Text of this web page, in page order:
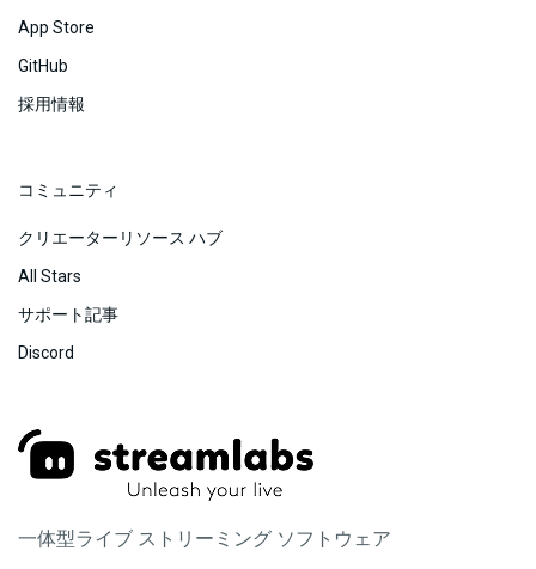
一体型ライブ ストリーミング ソフトウェア
App Store
GitHub
採用情報
コミュニティ
クリエーターリソース ハブ
All Stars
サポート記事
Discord